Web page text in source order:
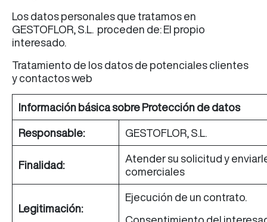
Los datos personales que tratamos en
GESTOFLOR, S.L. proceden de: El propio
interesado.
Tratamiento de los datos de potenciales clientes
y contactos web
Información básica sobre Protección de datos
Responsable: GESTOFLOR, S.L.
Finalidad:
Atender su solicitud y
comerciales
Legitimación:
Ejecución de un contrato.
Consentimiento del